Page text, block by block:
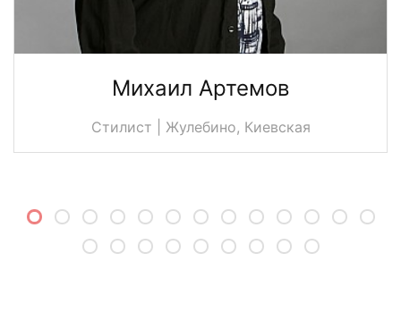
Михаил Артемов
Стилист | Жулебино, Киевская